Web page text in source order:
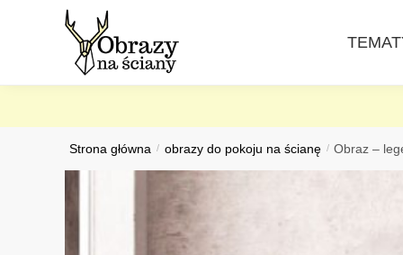
Strona główna / obrazy do pokoju na ścianę / Obraz –